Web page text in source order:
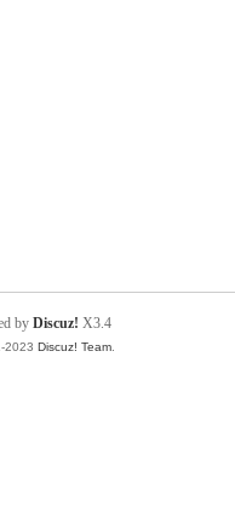
by Discuz! X3.4
2023 Discuz! Team